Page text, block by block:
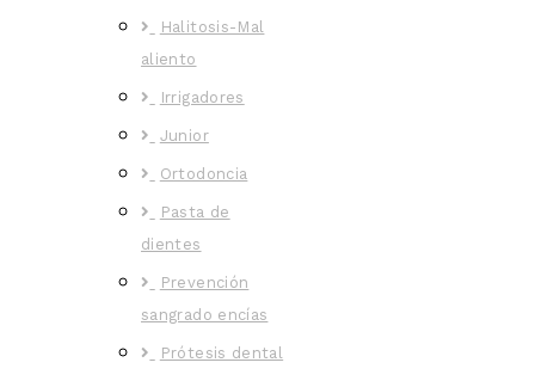
Halitosis-Mal
aliento
Irrigadores
Junior
Ortodoncia
Pasta de
dientes
Prevención
sangrado encías
Prótesis dental